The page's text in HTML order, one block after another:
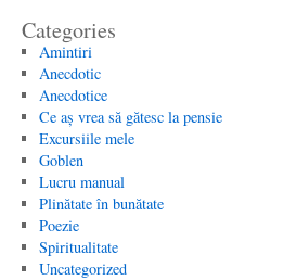
Categories
Amintiri
Anecdotic
Anecdotice
Ce aș vrea să gătesc la pensie
Excursiile mele
Goblen
Lucru manual
Plinătate în bunătate
Poezie
Spiritualitate
Uncategorized